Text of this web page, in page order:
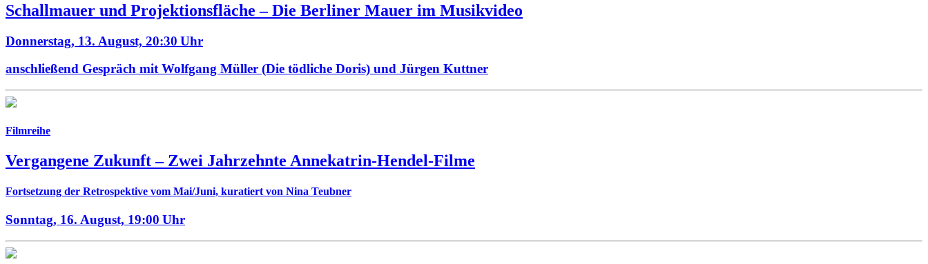
Schallmauer und Projektionsfläche –Die Berliner Mauer im Musikvideo
Donnerstag, 13. August, 20:30 Uhr
anschließend Gespräch mit Wolfgang Müller (Die tödliche Doris) und Jürgen Kuttner
Filmreihe
Vergangene Zukunft – Zwei Jahrzehnte Annekatrin-Hendel-Filme
Fortsetzung der Retrospektive vom Mai/Juni, kuratiert von Nina Teubner
Sonntag, 16. August, 19:00 Uhr